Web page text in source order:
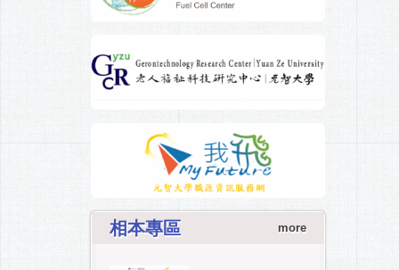
相本專區 more